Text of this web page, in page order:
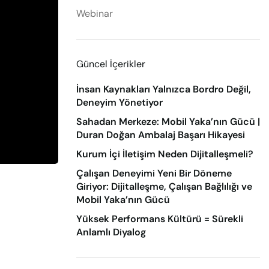
Webinar
Güncel İçerikler
İnsan Kaynakları Yalnızca Bordro Değil,
Deneyim Yönetiyor
Sahadan Merkeze: Mobil Yaka’nın Gücü |
Duran Doğan Ambalaj Başarı Hikayesi
Kurum İçi İletişim Neden Dijitalleşmeli?
Çalışan Deneyimi Yeni Bir Döneme
Giriyor: Dijitalleşme, Çalışan Bağlılığı ve
Mobil Yaka’nın Gücü
Yüksek Performans Kültürü = Sürekli
Anlamlı Diyalog